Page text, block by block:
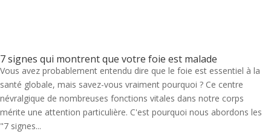
7 signes qui montrent que votre foie est malade
Vous avez probablement entendu dire que le foie est essentiel à la
santé globale, mais savez-vous vraiment pourquoi ? Ce centre
névralgique de nombreuses fonctions vitales dans notre corps
mérite une attention particulière. C'est pourquoi nous abordons les
"7 signes...